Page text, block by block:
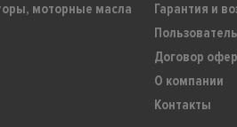
моторные масла
Гарантия и
Договор
О компании
Контакты